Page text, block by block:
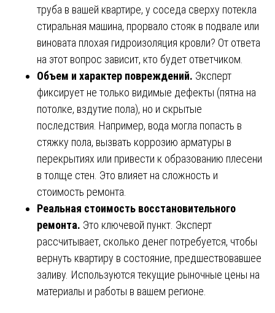
труба в вашей квартире, у соседа сверху потекла
стиральная машина, прорвало стояк в подвале или
виновата плохая гидроизоляция кровли? От ответа
на этот вопрос зависит, кто будет ответчиком.
Объем и характер повреждений. Эксперт
фиксирует не только видимые дефекты (пятна на
потолке, вздутие пола), но и скрытые
последствия. Например, вода могла попасть в
стяжку пола, вызвать коррозию арматуры в
перекрытиях или привести к образованию плесени
в толще стен. Это влияет на сложность и
стоимость ремонта.
Реальная стоимость восстановительного
ремонта. Это ключевой пункт. Эксперт
рассчитывает, сколько денег потребуется, чтобы
вернуть квартиру в состояние, предшествовавшее
заливу. Используются текущие рыночные цены на
материалы и работы в вашем регионе.